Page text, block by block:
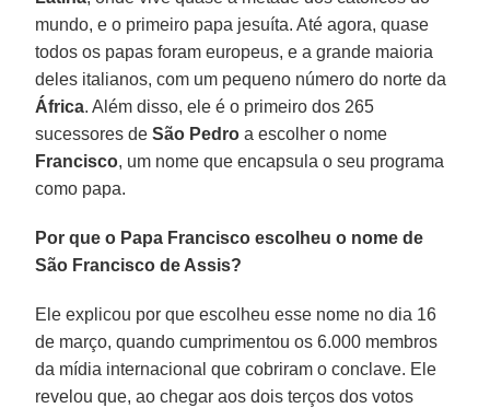
mundo, e o primeiro papa jesuíta. Até agora, quase
todos os papas foram europeus, e a grande maioria
deles italianos, com um pequeno número do norte da
África. Além disso, ele é o primeiro dos 265
sucessores deSão Pedro a escolher o nome
Francisco, um nome que encapsula o seu programa
como papa.
Por que o Papa Francisco escolheu o nome de
São Francisco de Assis?
Ele explicou por que escolheu esse nome no dia 16
de março, quando cumprimentou os 6.000 membros
da mídia internacional que cobriram o conclave. Ele
revelou que, ao chegar aos dois terços dos votos